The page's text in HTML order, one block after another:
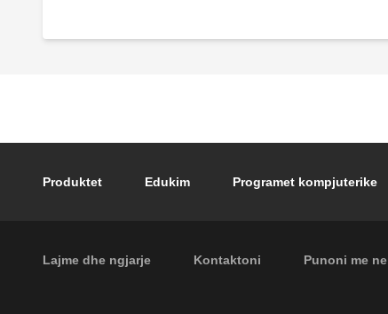
Footer main navigation
Produktet Edukim Programet kompjuterike
Footer secondary navigation
Lajme dhe ngjarje Kontaktoni Punoni me ne